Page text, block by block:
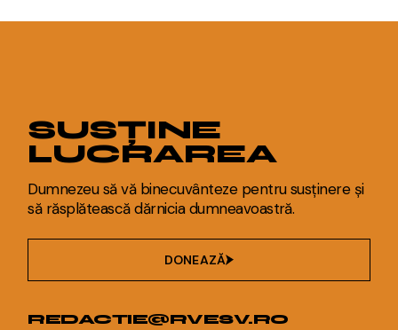
SUSȚINE
LUCRAREA
Dumnezeu să vă binecuvânteze pentru susținere și
să răsplătească dărnicia dumneavoastră.
DONEAZĂ
REDACTIE@RVESV.RO